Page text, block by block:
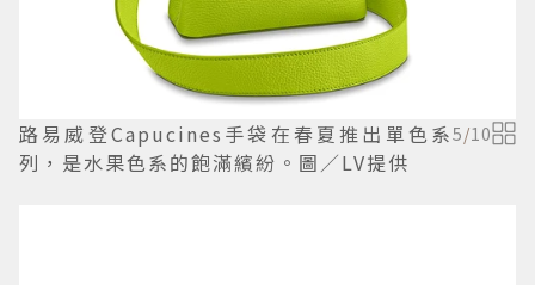
路易威登Capucines手袋在春夏推出單色系
列，是水果色系的飽滿繽紛。圖／LV提供
5/10